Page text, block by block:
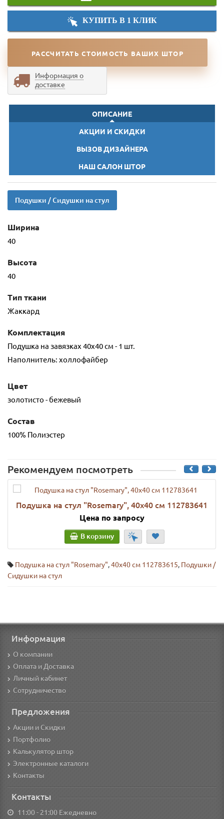
КУПИТЬ В 1 КЛИК
РАССЧИТАТЬ СТОИМОСТЬ ВАШИХ ШТОР
Информация о
доставке
ОПИСАНИЕ
АКЦИИ И СКИДКИ
ВЫЗОВ ДИЗАЙНЕРА
НАШ САЛОН ШТОР
Подушки / Сидушки на стул
Ширина
40
Высота
40
Тип ткани
Жаккард
Комплектация
Подушка на завязках 40х40 см - 1 шт.
Наполнитель: холлофайбер
Цвет
золотисто - бежевый
Состав
100% Полиэстер
Рекомендуем посмотреть
Подушка на стул "Rosemary", 40х40 см 112783641
Цена по запросу
В корзину
Подушка на стул "Rosemary",40х40 см 112783615, Подушки /
Сидушки на стул
Информация
О компании
Оплата и Доставка
Личный кабинет
Сотрудничество
Предложения
Акции и Скидки
Портфолио
Калькулятор штор
Электронные каталоги
Контакты
Контакты
11:00 - 21:00 Ежедневно